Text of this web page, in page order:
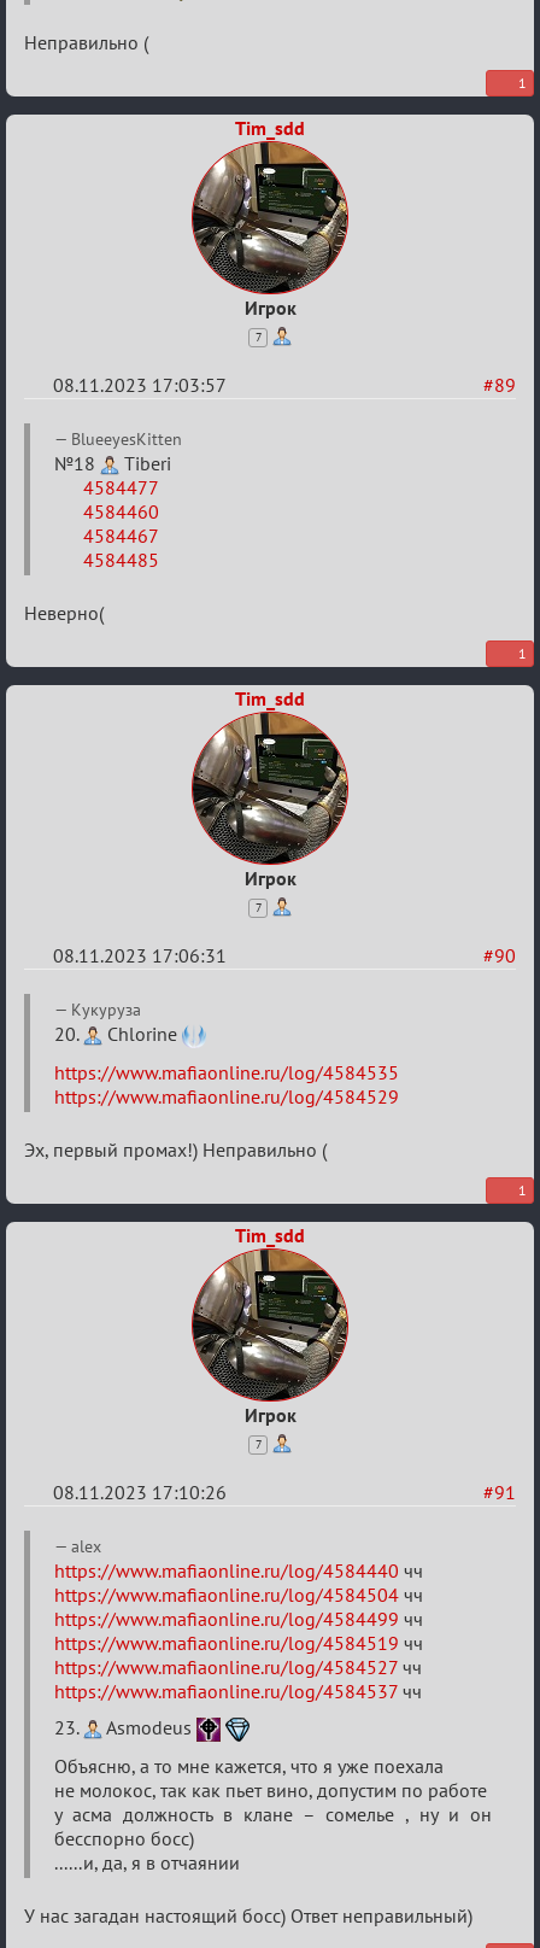
Неправильно (
1
Tim_sdd
Игрок
7
#89
08.11.2023 17:03:57
Re:
ВСПОМНИТЬ
ВСЕХ
BlueeyesKitten
№18
Tiberi
4584477
4584460
4584467
4584485
Неверно(
1
Tim_sdd
Игрок
7
#90
08.11.2023 17:06:31
Re:
ВСПОМНИТЬ
ВСЕХ
Кукуруза
20.
Chlorine
https://www.mafiaonline.ru/log/4584535
https://www.mafiaonline.ru/log/4584529
Эх, первый промах!) Неправильно (
1
Tim_sdd
Игрок
7
#91
08.11.2023 17:10:26
Re:
ВСПОМНИТЬ
ВСЕХ
alex
https://www.mafiaonline.ru/log/4584440 чч
https://www.mafiaonline.ru/log/4584504 чч
https://www.mafiaonline.ru/log/4584499 чч
https://www.mafiaonline.ru/log/4584519 чч
https://www.mafiaonline.ru/log/4584527 чч
https://www.mafiaonline.ru/log/4584537 чч
23.
Asmodeus
Объясню, а то мне кажется, что я уже поехала
не молокос, так как пьет вино, допустим по работе
у асма должность в клане – сомелье , ну и он
бесспорно босс)
......и, да, я в отчаянии
У нас загадан настоящий босс) Ответ неправильный)